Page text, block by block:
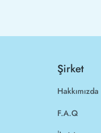
Şirket
Hakkımızda
F.A.Q